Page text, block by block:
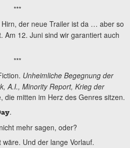
***
Hirn, der neue Trailer ist da … aber so
12. Juni sind wir garantiert auch
***
Unheimliche Begegnung der
A.I., Minority Report, Krieg der
die mitten im Herz des Genres sitzen.
.
mehr sagen, oder?
Und der lange Vorlauf.